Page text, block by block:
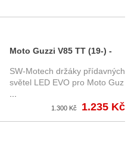
Moto Guzzi V85 TT (19-) -
držák přídavných světel SW-
Motech
SW-Motech držáky přídavných
světel LED EVO pro Moto Guz
1.300 Kč 1.235 Kč